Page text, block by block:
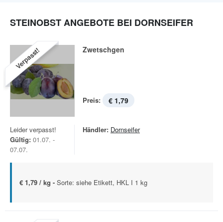
STEINOBST ANGEBOTE BEI DORNSEIFER
Verpasst! Zwetschgen
Preis: € 1,79
Leider verpasst!
Gültig: 01.07. -
07.07.
Händler: Dornseifer
€ 1,79 / kg - Sorte: siehe Etikett, HKL I 1 kg